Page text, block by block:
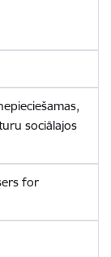
sociālajos
for